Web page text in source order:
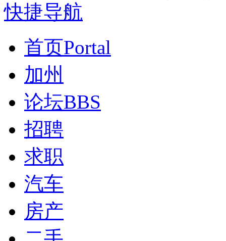
快捷导航
首页Portal
加州
论坛BBS
招聘
求职
汽车
房产